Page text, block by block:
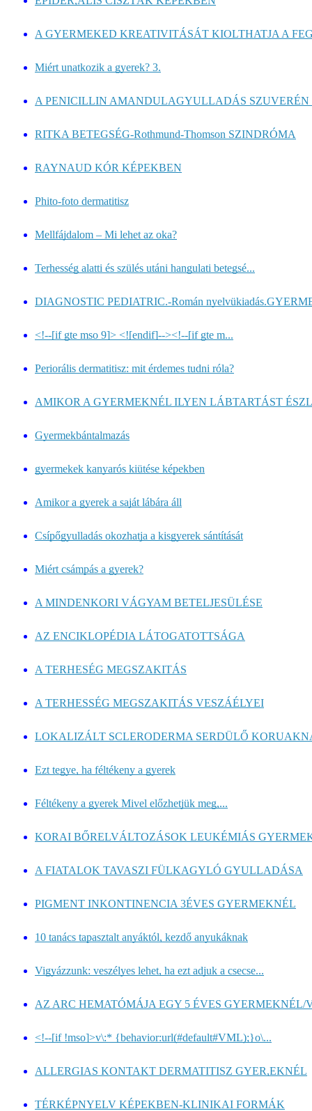
A GYERMEKED KREATIVITÁSÁT KIOLTHATJA A
Miért unatkozik a gyerek? 3.
A PENICILLIN AMANDULAGYULLADÁS SZUVERÉN
RITKA BETEGSÉG-Rothmund-Thomson SZINDRÓMA
RAYNAUD KÓR KÉPEKBEN
Phito-foto dermatitisz
Mellfájdalom – Mi lehet az oka?
Terhesség alatti és szülés utáni hangulati betegsé...
DIAGNOSTIC PEDIATRIC.-Román
<!--[if gte mso 9]> <![endif]--><!--[if gte m...
Periorális dermatitisz: mit érdemes tudni róla?
AMIKOR A GYERMEKNÉL ILYEN LÁBTARTÁST
Gyermekbántalmazás
gyermekek kanyarós kiütése képekben
Amikor a gyerek a saját lábára áll
Csípőgyulladás okozhatja a kisgyerek sántítását
Miért csámpás a gyerek?
A MINDENKORI VÁGYAM BETELJESÜLÉSE
AZ ENCIKLOPÉDIA LÁTOGATOTTSÁGA
A TERHESÉG MEGSZAKITÁS
A TERHESSÉG MEGSZAKITÁS VESZÁÉLYEI
LOKALIZÁLT SCLERODERMA SERDÜLŐ
Ezt tegye, ha féltékeny a gyerek
Féltékeny a gyerek Mivel előzhetjük meg,...
KORAI BŐRELVÁLTOZÁSOK LEUKÉMIÁS
A FIATALOK TAVASZI FÜLKAGYLÓ GYULLADÁSA
PIGMENT INKONTINENCIA 3ÉVES GYERMEKNÉL
10 tanács tapasztalt anyáktól, kezdő anyukáknak
Vigyázzunk: veszélyes lehet, ha ezt adjuk a csecse...
AZ ARC HEMATÓMÁJA EGY 5 ÉVES GYERMEKNÉL/
<!--[if !mso]>v\:* {behavior:url(#default#VML);}o\...
ALLERGIAS KONTAKT DERMATITISZ GYER,EKNÉL
TÉRKÉPNYELV KÉPEKBEN-KLINIKAI FORMÁK